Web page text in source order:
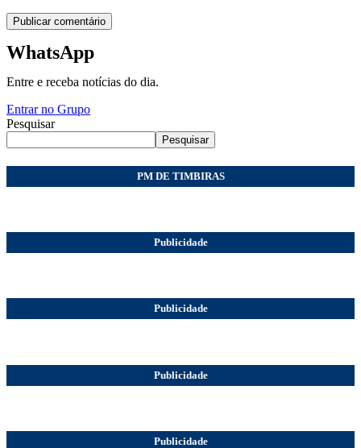
WhatsApp
Entre e receba notícias do dia.
Entrar no Grupo
Pesquisar
Pesquisar
PM DE TIMBIRAS
Publicidade
Publicidade
Publicidade
Publicidade